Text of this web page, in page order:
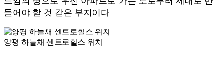
들어야 할 것 같은 부지이다.
양평 하늘채 센트로힐스 위치